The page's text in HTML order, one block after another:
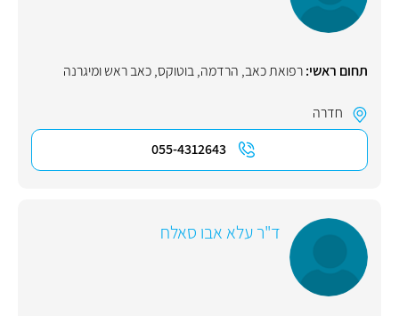
תחום ראשי:רפואת כאב, הרדמה,בוטוקס,כאב ראש ומיגרנה
חדרה
055-4312643
ד"ר עלא אבו סאלח